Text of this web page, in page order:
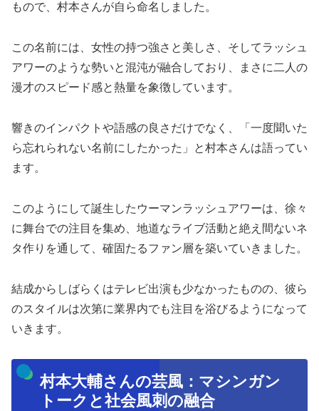
もので、村本さんが自ら命名しました。
この名前には、女性の持つ強さと美しさ、そしてラッシュ
アワーのような勢いと混沌が融合しており、まさに二人の
漫才のスピード感と熱量を象徴しています。
響きのインパクトや語感の良さだけでなく、「一度聞いた
ら忘れられない名前にしたかった」と村本さんは語ってい
ます。
このようにして誕生したウーマンラッシュアワーは、徐々
に舞台での注目を集め、地道なライブ活動と絶え間ないネ
タ作りを通して、確固たるファン層を築いていきました。
結成からしばらくはテレビ出演も少なかったものの、彼ら
のスタイルは次第に業界内でも注目を浴びるようになって
いきます。
村本大輔さんの芸風：マシンガン
トークと社会風刺の融合